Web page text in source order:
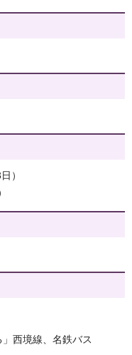
）
西境線、名鉄バス